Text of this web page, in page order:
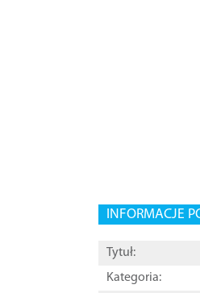
INFORMACJE
Tytuł:
Kategoria: